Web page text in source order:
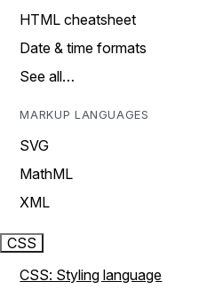
HTML cheatsheet
Date & time formats
See all…
MARKUP LANGUAGES
SVG
MathML
XML
CSS
CSS: Styling language